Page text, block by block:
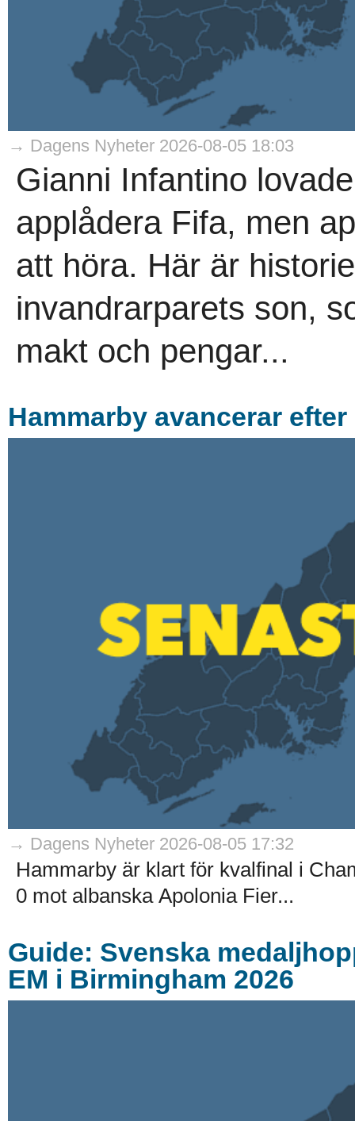
→ Dagens Nyheter 2026-08-05 18:03
Gianni Infantino
applådera Fifa, men
att höra. Här är
invandrarparets son,
makt och pengar...
Hammarby avancerar
→ Dagens Nyheter 2026-08-05 17:32
Hammarby är klart för kvalfinal i
0 mot albanska Apolonia Fier...
Guide: Svenska
EM i Birmingham 2026